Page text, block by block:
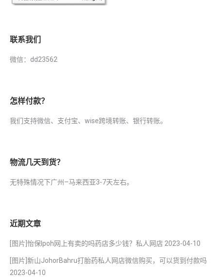
联系我们
微信：dd23562
怎样付款？
我们支持微信、支付宝、wise跨境转账、银行转账。
物流几天到货？
无特殊情况下广州–马来西亚3-7天左右。
近期文章
[图片]怡保lpoh网上有卖的吗药店多少钱？私人网店 2023-04-10
[图片]新山JohorBahru打胎药私人网店微信购买，可以货到付款吗
2023-04-10